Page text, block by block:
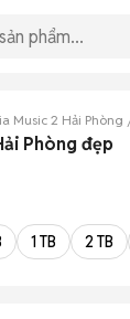
Music 2 Hải Phòng
Phòng đẹp
1 TB 2 TB